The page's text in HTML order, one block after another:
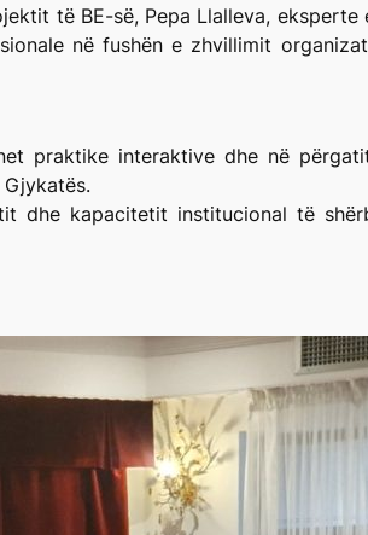
të BE-së, Pepa Llalleva, eksperte
në fushën e zhvillimit
praktike interaktive dhe në
dhe kapacitetit institucional të